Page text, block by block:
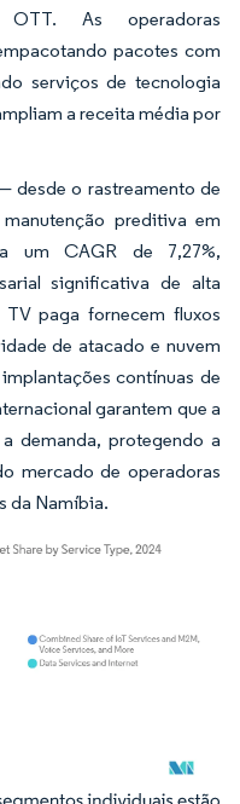
OTT. As operadoras
pacotes com
serviços de tecnologia
a receita média por
desde o rastreamento de
preditiva em
um CAGR de 7,27%,
significativa de alta
paga fornecem fluxos
de atacado e nuvem
contínuas de
garantem que a
demanda, protegendo a
mercado de operadoras
da Namíbia.